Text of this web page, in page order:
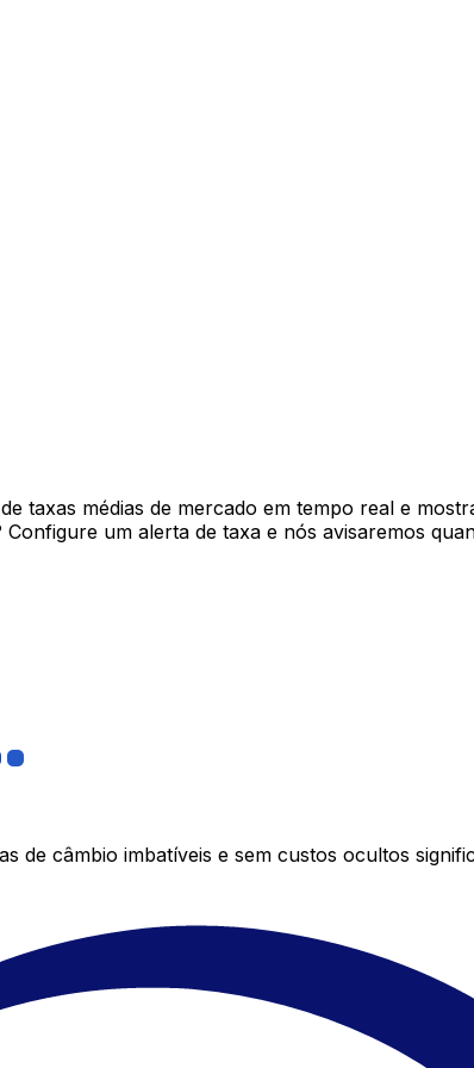
taxas médias de mercado em tempo real e
um alerta de taxa e nós avisaremos
câmbio imbatíveis e sem custos ocultos